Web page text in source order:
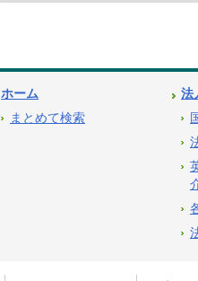
ホーム
まとめて検索
法